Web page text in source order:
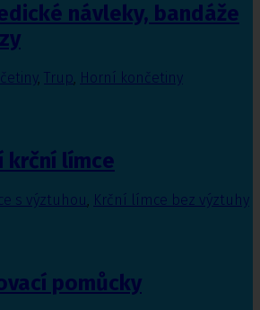
návleky, bandáže
, Trup, Horní končetiny
krční límce
s výztuhou Krční límce bez výztuhy
pomůcky